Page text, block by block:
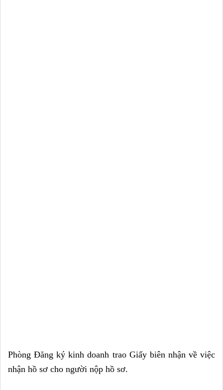
Phòng Đăng ký kinh doanh trao Giấy biên nhận về việc
nhận hồ sơ cho người nộp hồ sơ.